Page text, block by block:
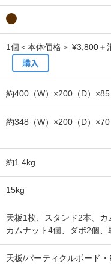
1個＜本体価格＞ ¥3,800＋
購入
約400（W）×200（D）
約348（W）×200（D）
約1.4kg
15kg
天板1枚、スタンド2本、カ
カムナット4個、ダボ2個、
天板/パーティクルボード・